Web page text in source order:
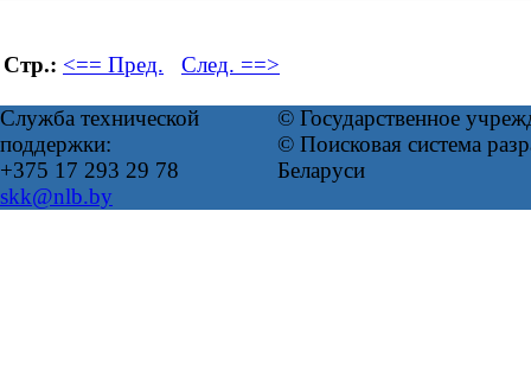
Стр.: <== Пред. След. ==>
Служба технической
поддержки:
+375 17 293 29 78
skk@nlb.by
© Государственное
© Поисковая система
Беларуси